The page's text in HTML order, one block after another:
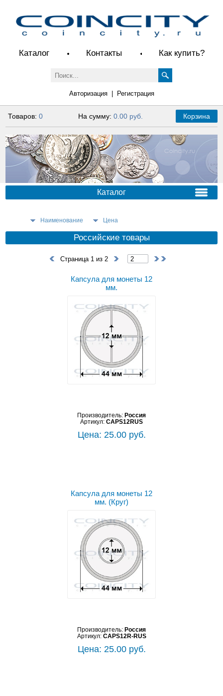
Каталог Контакты Как купить?
Авторизация| Регистрация
Товаров:0 На сумму: 0.00 руб. Корзина
Каталог
Наименование Цена
Российские товары
Страница 1 из 2
Капсула для монеты 12
мм.
Производитель: Россия
Артикул: CAPS12RUS
Цена: 25.00 руб.
Капсула для монеты 12
мм. (Круг)
Производитель: Россия
Артикул: CAPS12R-RUS
Цена: 25.00 руб.